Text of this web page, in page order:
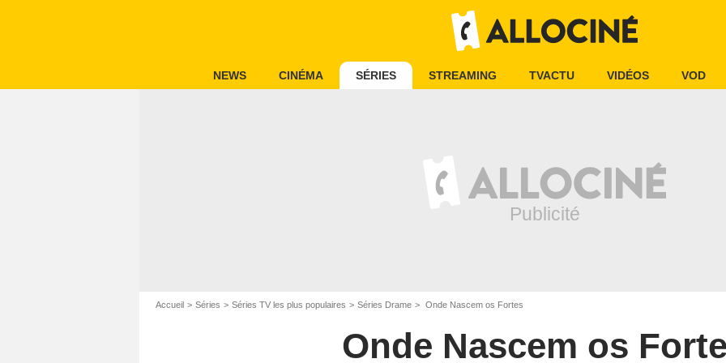
NEWS CINÉMA SÉRIES STREAMING TVACTU VIDÉOS VOD
Accueil Séries Séries TV les plus populaires Séries Drame Onde Nascem os Fortes
Onde Nascem os